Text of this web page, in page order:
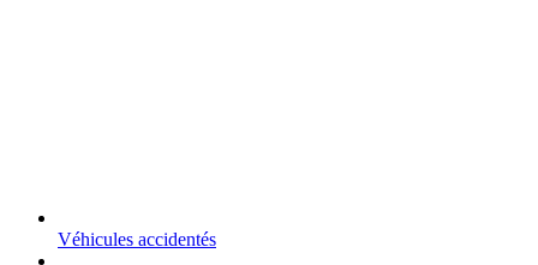
Véhicules accidentés